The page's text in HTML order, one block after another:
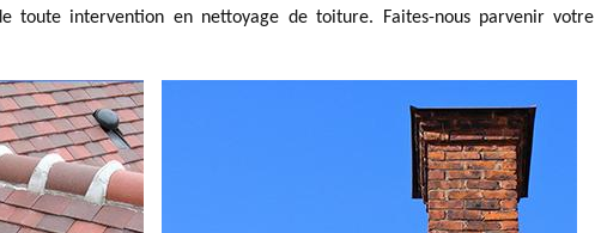
toute intervention en nettoyage de toiture. Faites-nous parvenir votre